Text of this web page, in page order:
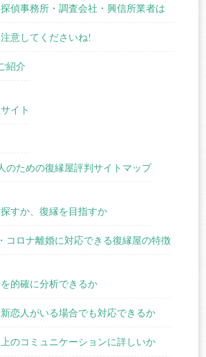
偵事務所・調査会社・興信所業者は
意してくださいね!
紹介
イト
のための復縁屋評判サイトマップ
すか、復縁を目指すか
コロナ離婚に対応できる復縁屋の特徴
的確に分析できるか
恋人がいる場合でも対応できるか
のコミュニケーションに詳しいか